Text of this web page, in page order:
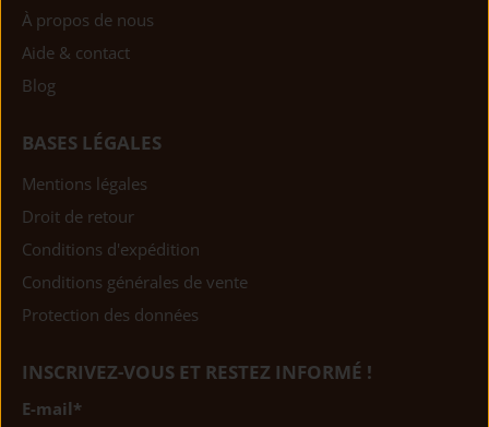
À propos de nous
Aide & contact
Blog
BASES LÉGALES
Mentions légales
Droit de retour
Conditions d'expédition
Conditions générales de vente
Protection des données
INSCRIVEZ-VOUS ET RESTEZ INFORMÉ !
E-mail*